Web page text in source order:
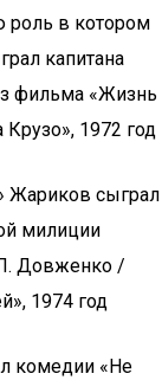
роль в котором
капитана
фильма «Жизнь
1972 год
Жариков сыграл
милиции
Довженко /
1974 год
комедии «Не